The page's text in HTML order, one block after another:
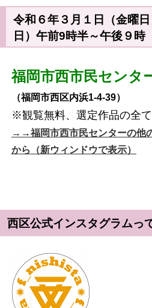
令和６年３月１日（金曜
日）午前9時半～午後９時
福岡市西市民セン
（福岡市西区内浜1-4-39）
※観覧無料、選定作品の全
→→福岡市西市民センターの他
から
（新ウィンドウで表示）
西区公式インスタグラムっ